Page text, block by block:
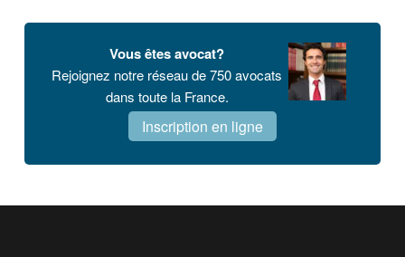
latérale
principale
Vous êtes avocat?
Rejoignez notre réseau de 750 avocats
dans toute la France.
Inscription en ligne